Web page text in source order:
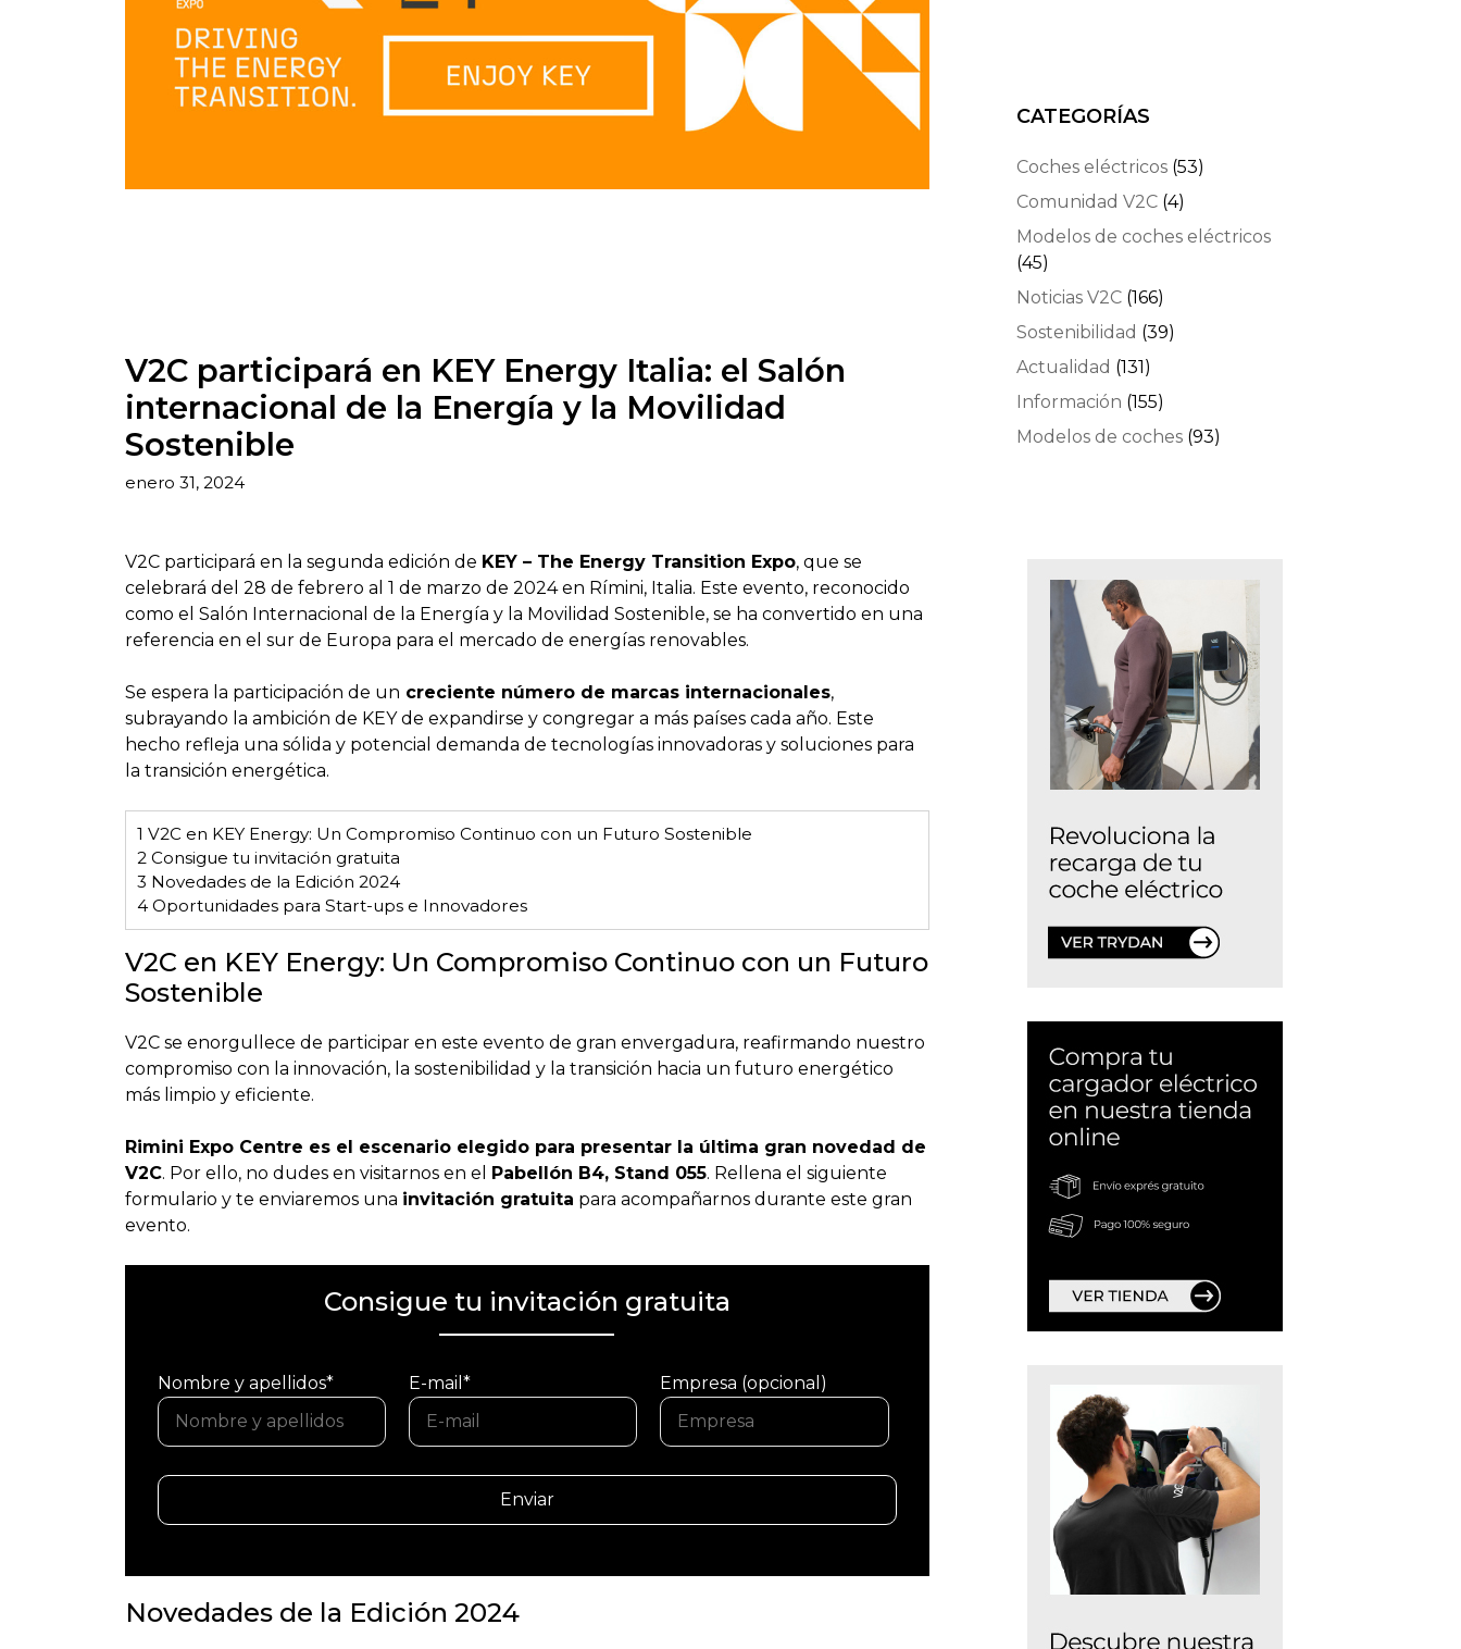
V2C participará en KEY Energy Italia: el Salón
internacional de la Energía y la Movilidad
Sostenible
enero 31, 2024
V2C participará en la segunda edición de KEY – The Energy Transition Expo, que se
celebrará del 28 de febrero al 1 de marzo de 2024 en Rímini, Italia. Este evento, reconocido
como el Salón Internacional de la Energía y la Movilidad Sostenible, se ha convertido en una
referencia en el sur de Europa para el mercado de energías renovables.
Se espera la participación de un creciente número de marcas internacionales,
subrayando la ambición de KEY de expandirse y congregar a más países cada año. Este
hecho refleja una sólida y potencial demanda de tecnologías innovadoras y soluciones para
la transición energética.
1 V2C en KEY Energy: Un Compromiso Continuo con un Futuro Sostenible
2Consigue tu invitación gratuita
3 Novedades de la Edición 2024
4Oportunidades para Start-ups e Innovadores
V2C en KEY Energy: Un Compromiso Continuo con un Futuro
Sostenible
V2C se enorgullece de participar en este evento de gran envergadura, reafirmando nuestro
compromiso con la innovación, la sostenibilidad y la transición hacia un futuro energético
más limpio y eficiente.
Rimini Expo Centre es el escenario elegido para presentar la última gran novedad de
V2C. Por ello, no dudes en visitarnos en el Pabellón B4, Stand 055. Rellena el siguiente
formulario y te enviaremos una invitación gratuita para acompañarnos durante este gran
evento.
Consigue tu invitación gratuita
Nombre y apellidos* E-mail* Empresa (opcional)
Novedades de la Edición 2024
CATEGORÍAS
Coches eléctricos (53)
Comunidad V2C (4)
Modelos de coches eléctricos
(45)
Noticias V2C (166)
Sostenibilidad (39)
Actualidad (131)
Información (155)
Modelos de coches (93)